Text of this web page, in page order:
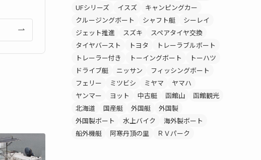
UFシリーズ
イスズ
キャンピングカー
クルージングボート
シャフト艇
シーレイ
ジェット推進
スズキ
スペアタイヤ交換
タイヤバースト
トヨタ
トレーラブルボート
トレーラー付き
トーイングボート
トーハツ
ドライブ艇
ニッサン
フィッシングボート
フェリー
ミツビシ ミヤマ
ヤマハ
ヤンマー
ヨット 中古艇 函館山
函館観光
北海道
国産艇 外国艇
外国製
外国製ボート
水上バイク
海外製ボート
船外機艇
阿寒丹頂の里 ＲＶパーク